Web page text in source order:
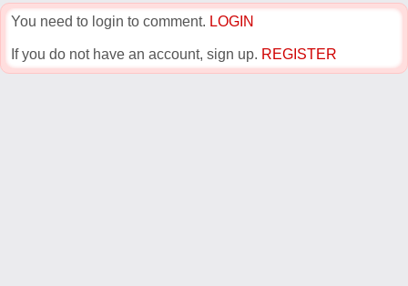
You need to login to comment. LOGIN
If you do not have an account, sign up. REGISTER